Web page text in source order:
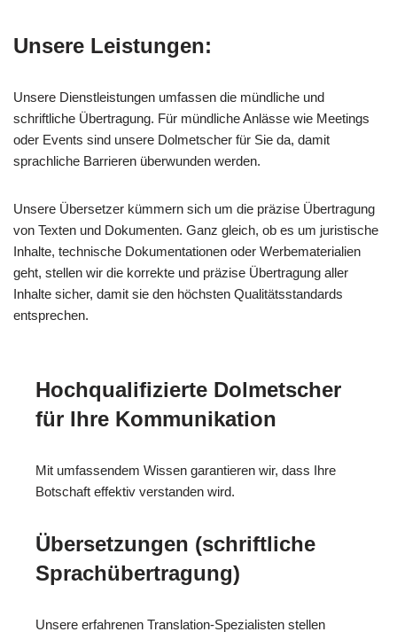
Unsere Leistungen:
Unsere Dienstleistungen umfassen die mündliche und
schriftliche Übertragung. Für mündliche Anlässe wie Meetings
oder Events sind unsere Dolmetscher für Sie da, damit
sprachliche Barrieren überwunden werden.
Unsere Übersetzer kümmern sich um die präzise Übertragung
von Texten und Dokumenten. Ganz gleich, ob es um juristische
Inhalte, technische Dokumentationen oder Werbematerialien
geht, stellen wir die korrekte und präzise Übertragung aller
Inhalte sicher, damit sie den höchsten Qualitätsstandards
entsprechen.
Hochqualifizierte Dolmetscher
für Ihre Kommunikation
Mit umfassendem Wissen garantieren wir, dass Ihre
Botschaft effektiv verstanden wird.
Übersetzungen (schriftliche
Sprachübertragung)
Unsere erfahrenen Translation-Spezialisten stellen